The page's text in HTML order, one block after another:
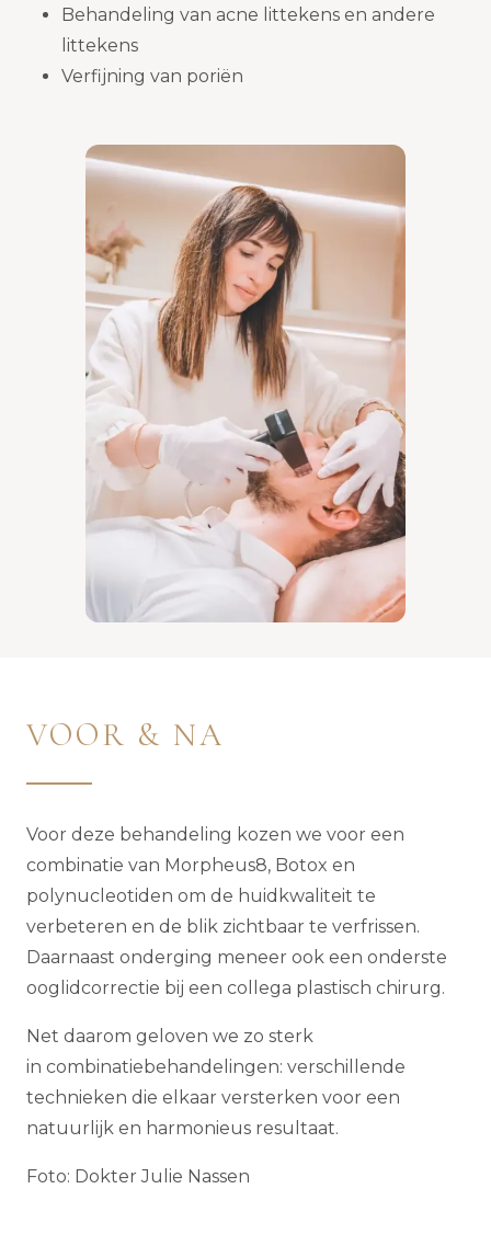
Behandeling van acne littekens en andere
littekens
Verfijning van poriën
VOOR & NA
Voor deze behandeling kozen we voor een
combinatie van Morpheus8, Botox en
polynucleotiden om de huidkwaliteit te
verbeteren en de blik zichtbaar te verfrissen.
Daarnaast onderging meneer ook een onderste
ooglidcorrectie bij een collega plastisch chirurg.
Net daarom geloven we zo sterk
in combinatiebehandelingen: verschillende
technieken die elkaar versterken voor een
natuurlijk en harmonieus resultaat.
Foto: Dokter Julie Nassen